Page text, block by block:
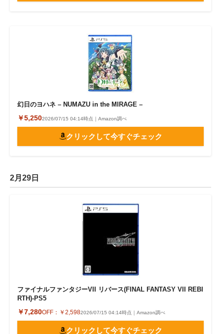
幻日のヨハネ – NUMAZU in the MIRAGE –
￥5,2502026/07/15 04:14時点｜Amazon調べ
クリックして今すぐチェック
2月29日
ファイナルファンタジーVII リバース(FINAL FANTASY VII REBI
RTH)-PS5
￥7,280OFF： ￥2,5982026/07/15 04:14時点｜Amazon調べ
クリックして今すぐチェック